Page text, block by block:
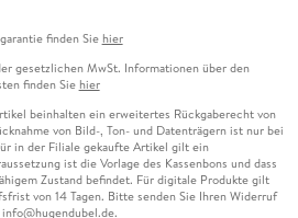
finden Sie hier
gesetzlichen MwSt. Informationen über den
finden Sie hier
beinhalten ein erweitertes Rückgaberecht von
von Bild-, Ton- und Datenträgern ist nur bei
in der Filiale gekaufte Artikel gilt ein
ist die Vorlage des Kassenbons und dass
Zustand befindet. Für digitale Produkte gilt
von 14 Tagen. Bitte senden Sie Ihren Widerruf